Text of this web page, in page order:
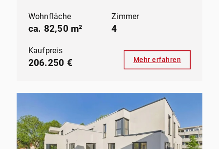
Wohnfläche
ca. 82,50 m²
Zimmer
4
Kaufpreis
206.250 € Mehr erfahren